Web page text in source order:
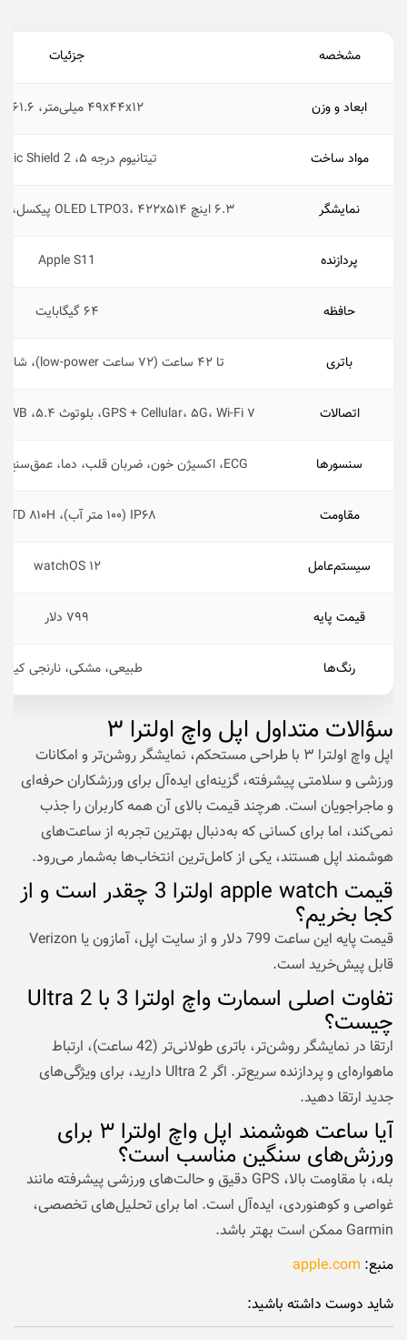
مشخصه جزئیات
ابعاد و وزن ۴۹x۴۴x۱۲ میلی‌متر، ۶۱.۶ گرم
مواد ساخت تیتانیوم درجه ۵، Ceramic Shield 2
نمایشگر ۶.۳ اینچ OLED LTPO3، ۴۲۲x۵۱۴ پیکسل، ۳۰۰۰ نیت، ۱-۱۲۰ هرتز
پردازنده Apple S11
حافظه ۶۴ گیگابایت
باتری تا ۴۲ ساعت (۷۲ ساعت low-power)، شارژ بی‌سیم MagSafe
اتصالات GPS + Cellular، ۵G، Wi-Fi ۷، بلوتوث ۵.۴، NFC، UWB، ارتباط ماهواره‌ای
سنسورها ECG، اکسیژن خون، ضربان قلب، دما، عمق‌سنج، شتاب‌سنج، ژیروسکوپ
مقاومت IP۶۸ (۱۰۰ متر آب)، MIL-STD ۸۱۰H
سیستم‌عامل watchOS ۱۲
قیمت پایه ۷۹۹ دلار
رنگ‌ها طبیعی، مشکی، نارنجی
سؤالات متداول اپل واچ اولترا ۳
اپل واچ اولترا ۳ با طراحی مستحکم، نمایشگر روشن‌تر و امکانات
ورزشی و سلامتی پیشرفته، گزینه‌ای ایده‌آل برای ورزشکاران حرفه‌ای
و ماجراجویان است. هرچند قیمت بالای آن همه کاربران را جذب
نمی‌کند، اما برای کسانی که به‌دنبال بهترین تجربه از ساعت‌های
هوشمند اپل هستند، یکی از کامل‌ترین انتخاب‌ها به‌شمار می‌رود.
قیمت apple watch اولترا 3 چقدر است و از
کجا بخریم؟
قیمت پایه این ساعت 799 دلار و از سایت اپل، آمازون یا Verizon
قابل پیش‌خرید است.
تفاوت اصلی اسمارت واچ اولترا 3 با Ultra 2
چیست؟
ارتقا در نمایشگر روشن‌تر، باتری طولانی‌تر (42 ساعت)، ارتباط
ماهواره‌ای و پردازنده سریع‌تر. اگر Ultra 2 دارید، برای ویژگی‌های
جدید ارتقا دهید.
آیا ساعت هوشمند اپل واچ اولترا ۳ برای
ورزش‌های سنگین مناسب است؟
بله، با مقاومت بالا، GPS دقیق و حالت‌های ورزشی پیشرفته مانند
غواصی و کوهنوردی، ایده‌آل است. اما برای تحلیل‌های تخصصی،
Garmin ممکن است بهتر باشد.
منبع: apple.com
شاید دوست داشته باشید: